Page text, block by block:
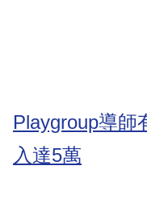
Playgroup導師
入達5萬